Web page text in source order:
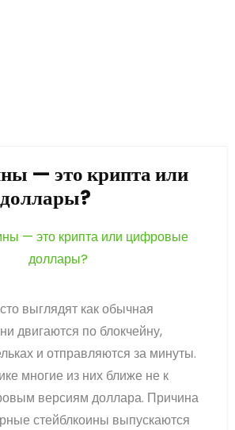
— это крипта или
выглядят как обычная
двигаются по блокчейну,
и отправляются за минуты.
многие из них ближе не к
версиям доллара. Причина
стейблкоины выпускаются